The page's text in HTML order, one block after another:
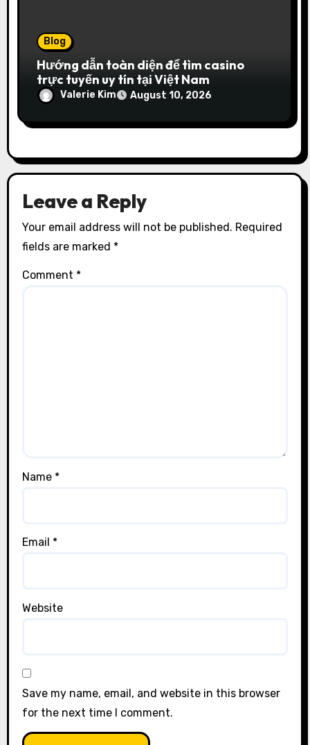
Blog
Hướng dẫn toàn diện để tìm casino
trực tuyến uy tín tại Việt Nam
Valerie Kim August 10, 2026
Leave a Reply
Your email address will not be published. Required
fields are marked *
Comment *
Name *
Email *
Website
Save my name, email, and website in this browser
for the next time I comment.